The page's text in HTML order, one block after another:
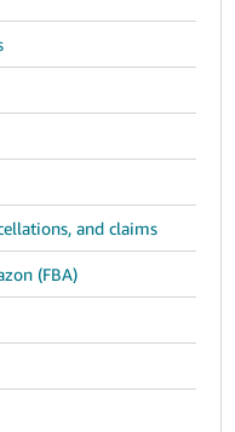
and claims
(FBA)